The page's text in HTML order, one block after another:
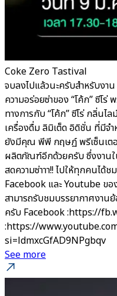
Coke Zero Tastival
จบลงไปแล้วนะครับสำหรับง
ความอร่อยซ่าของ “โค้ก” ซีโร่
ทางการกับ “โค้ก” ซีโร่ กลิ่นไ
เครื่องดื่ม ลิมิเต็ด อิดิชั่น ที่มีจำ
ยังมีคุณ พีพี กฤษฏ์ พรีเซ็นเตอ
ผลิตภัณฑ์อีกด้วยครับ ซึ่งงานใ
สดความซ่าาา!! ไปให้ทุกคนไ
Facebook และ Youtube ข
สามารถรับชมบรรยากาศงาน
ครับ Facebook :https://
:https://
si=ldmxcGfAD9NPgbqv
See more